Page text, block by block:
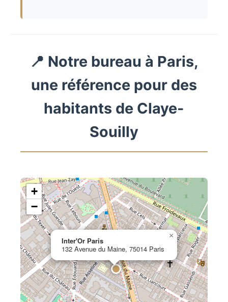
📍 Notre bureau à Paris,
une référence pour des
habitants de Claye-
Souilly
Inter'Or Paris
132 Avenue du Maine, 75014 Paris
×
+
−